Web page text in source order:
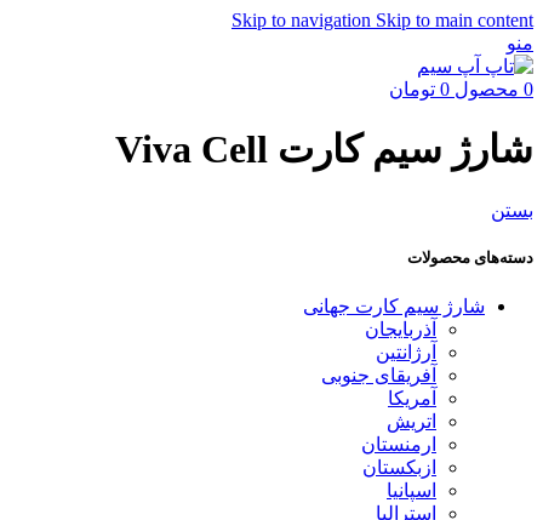
Skip to navigation Skip to main content
منو
0 محصول 0 تومان
شارژ سیم کارت Viva Cell
بستن
دسته‌های محصولات
شارژ سیم کارت جهانی
آذربایجان
آرژانتین
آفریقای جنوبی
آمریکا
اتریش
ارمنستان
ازبکستان
اسپانیا
استرالیا